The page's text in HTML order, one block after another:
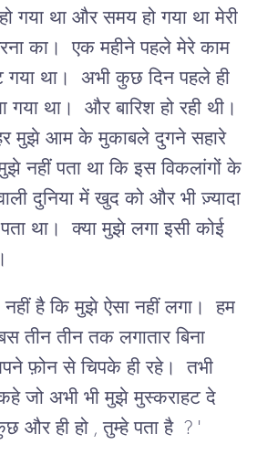
गया था और समय हो गया था मेरी
का। एक महीने पहले मेरे काम
गया था। अभी कुछ दिन पहले ही
गया था। और बारिश हो रही थी।
मुझे आम के मुकाबले दुगने सहारे
नहीं पता था कि इस विकलांगों के
दुनिया में खुद को और भी ज़्यादा
था। क्या मुझे लगा इसी कोई
नहीं है कि मुझे ऐसा नहीं लगा। हम
तीन तीन तक लगातार बिना
फ़ोन से चिपके ही रहे। तभी
जो अभी भी मुझे मुस्कराहट दे
और ही हो , तुम्हे पता है ? '